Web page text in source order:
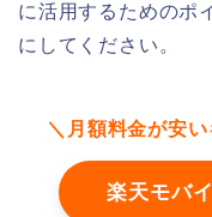
に活用するためのポ
にしてください。
＼月額料金が安
楽天モバ